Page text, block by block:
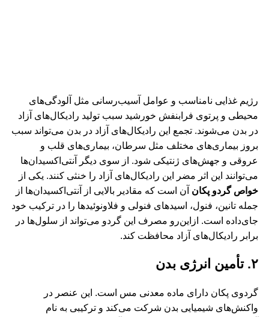
رژیم غذایی نامناسب و عوامل آسیب‌رسانی مثل آلودگی‌های
محیطی و پرتوی فرابنفش خورشید سبب تولید رادیکال‌های آزاد
در بدن می‌شوند. تجمع این رادیکال‌های آزاد در بدن می‌تواند سبب
بروز بیماری‌های مختلف مثل سرطان، بیماری‌های قلب و
عروقی و جهش‌های ژنتیکی شود. از سوی دیگر آنتی‌اکسیدان‌ها
می‌توانند این اثر مضر این رادیکال‌های آزاد را خنثی کنند. یکی از
خواص گردو پکان آن است که مقادیر بالایی از آنتی‌اکسیدان‌ها از
جمله تانین، فنول، اسیدهای فنولی و فلاونوئیدها را در ترکیب خود
جای‌داده است. ازاین‌رو مصرف این گردو می‌تواند از سلول‌ها در
برابر رادیکال‌های آزاد محافظت کند.
۲. تأمین انرژی بدن
گردوی پکان دارای ماده معدنی مس است. این عنصر در
واکنش‌های شیمیایی بدن شرکت می‌کند و ترکیبی به نام